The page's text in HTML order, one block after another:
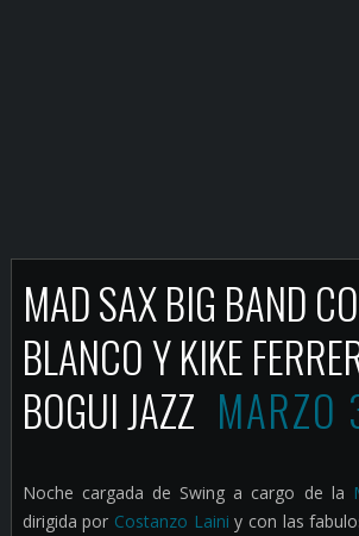
MAD SAX BIG BAND
BLANCO Y KIKE
BOGUI JAZZ
Noche cargada de Swing a cargo de la
dirigida por Costanzo Laini y con las